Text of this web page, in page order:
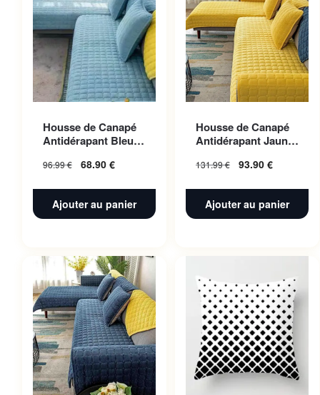
Housse de Canapé
Antidérapant Bleu
96.99€ 68.90 €
Ajouter au panier
Housse de Canapé
Antidérapant Jaune
131.99€ 93.90 €
Ajouter au panier